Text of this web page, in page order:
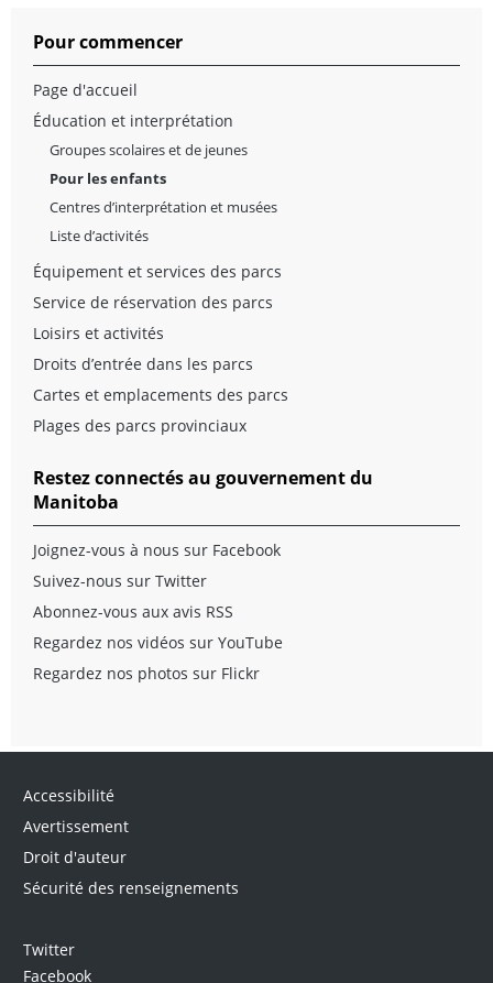
Pour commencer
Page d'accueil
Éducation et interprétation
Groupes scolaires et de jeunes
Pour les enfants
Centres d’interprétation et musées
Liste d’activités
Équipement et services des parcs
Service de réservation des parcs
Loisirs et activités
Droits d’entrée dans les parcs
Cartes et emplacements des parcs
Plages des parcs provinciaux
Restez connectés au gouvernement du
Manitoba
Joignez-vous à nous sur Facebook
Suivez-nous sur Twitter
Abonnez-vous aux avis RSS
Regardez nos vidéos sur YouTube
Regardez nos photos sur Flickr
Accessibilité
Avertissement
Droit d'auteur
Sécurité des renseignements
Twitter
Facebook